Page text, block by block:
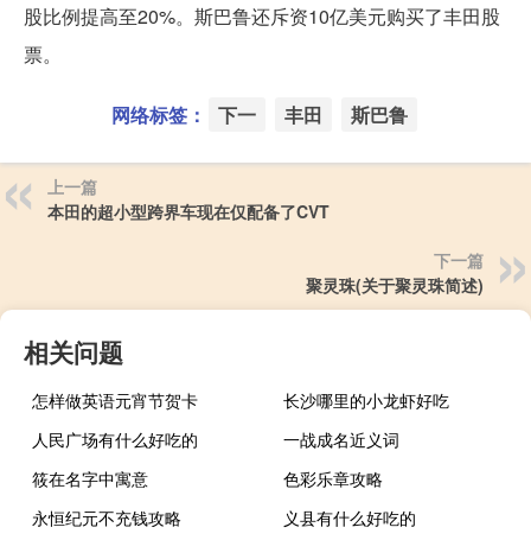
股比例提高至20%。斯巴鲁还斥资10亿美元购买了丰田股
票。
网络标签： 下一 丰田 斯巴鲁
上一篇
本田的超小型跨界车现在仅配备了CVT
下一篇
聚灵珠(关于聚灵珠简述)
相关问题
怎样做英语元宵节贺卡
长沙哪里的小龙虾好吃
人民广场有什么好吃的
一战成名近义词
筱在名字中寓意
色彩乐章攻略
永恒纪元不充钱攻略
义县有什么好吃的